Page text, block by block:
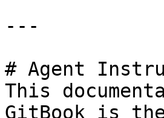
---
# Agent
This
GitBook is